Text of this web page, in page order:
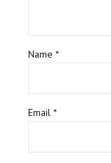
Name *
Email *